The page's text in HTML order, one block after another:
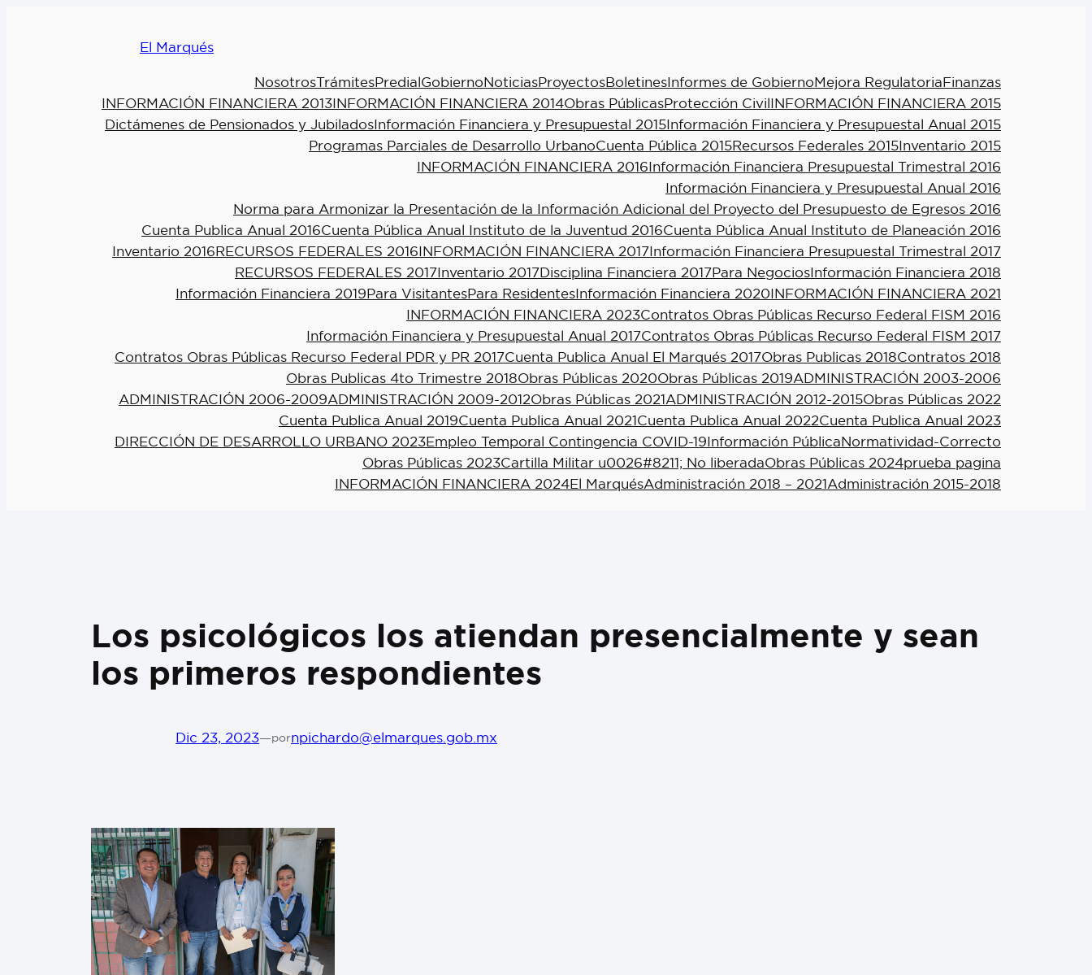
El Marqués
NosotrosTrámitesPredialGobiernoNoticiasProyectosBoletinesInformes de GobiernoMejora RegulatoriaFinanzas
INFORMACIÓN FINANCIERA 2013INFORMACIÓN FINANCIERA 2014Obras PúblicasProtección CivilINFORMACIÓN FINANCIERA 2015
Dictámenes de Pensionados y JubiladosInformación Financiera y Presupuestal 2015Información Financiera y Presupuestal Anual 2015
Programas Parciales de Desarrollo UrbanoCuenta Pública 2015Recursos Federales 2015Inventario 2015
INFORMACIÓN FINANCIERA 2016Información Financiera Presupuestal Trimestral 2016
Información Financiera y Presupuestal Anual 2016
Norma para Armonizar la Presentación de la Información Adicional del Proyecto del Presupuesto de Egresos 2016
Cuenta Publica Anual 2016Cuenta Pública Anual Instituto de la Juventud 2016Cuenta Pública Anual Instituto de Planeación 2016
Inventario 2016RECURSOS FEDERALES 2016INFORMACIÓN FINANCIERA 2017Información Financiera Presupuestal Trimestral 2017
RECURSOS FEDERALES 2017Inventario 2017Disciplina Financiera 2017Para NegociosInformación Financiera 2018
Información Financiera 2019Para VisitantesPara ResidentesInformación Financiera 2020INFORMACIÓN FINANCIERA 2021
INFORMACIÓN FINANCIERA 2023Contratos Obras Públicas Recurso Federal FISM 2016
Información Financiera y Presupuestal Anual 2017Contratos Obras Públicas Recurso Federal FISM 2017
Contratos Obras Públicas Recurso Federal PDR y PR 2017Cuenta Publica Anual El Marqués 2017Obras Publicas 2018Contratos 2018
Obras Publicas 4to Trimestre 2018Obras Públicas 2020Obras Públicas 2019ADMINISTRACIÓN 2003-2006
ADMINISTRACIÓN 2006-2009ADMINISTRACIÓN 2009-2012Obras Públicas 2021ADMINISTRACIÓN 2012-2015Obras Públicas 2022
Cuenta Publica Anual 2019Cuenta Publica Anual 2021Cuenta Publica Anual 2022Cuenta Publica Anual 2023
DIRECCIÓN DE DESARROLLO URBANO 2023Empleo Temporal Contingencia COVID-19Información PúblicaNormatividad-Correcto
Obras Públicas 2023Cartilla Militar u0026#8211; No liberadaObras Públicas 2024prueba pagina
INFORMACIÓN FINANCIERA 2024El MarquésAdministración 2018 – 2021Administración 2015-2018
Los psicológicos los atiendan presencialmente y sean
los primeros respondientes
Dic 23, 2023—pornpichardo@elmarques.gob.mx